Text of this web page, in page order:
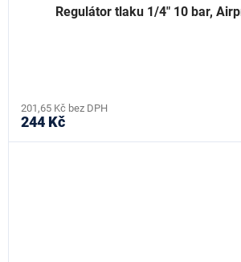
Regulátor tlaku 1/4" 10 bar,
201,65 Kč bez DPH
244 Kč